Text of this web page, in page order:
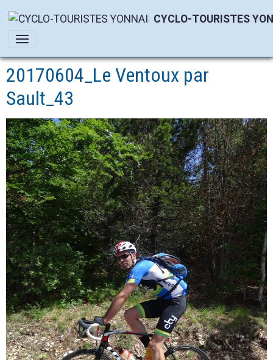
CYCLO-TOURISTES
20170604_Le Ventoux par
Sault_43